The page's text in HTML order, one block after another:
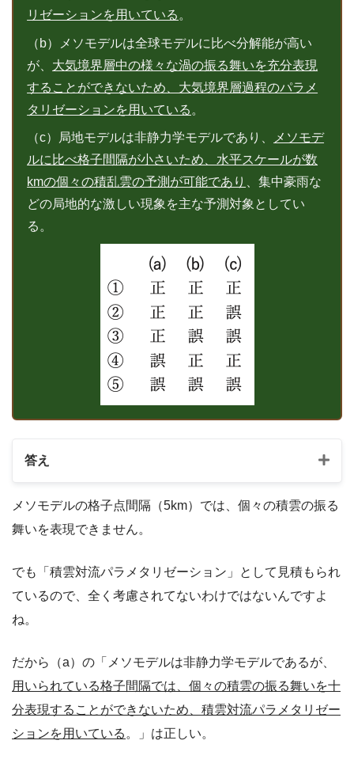
リゼーションを用いている 。
（b）メソモデルは全球モデルに比べ分解能が高い
が、 大気境界層中の様々な渦の振る舞いを充分表現
することができないため、大気境界層過程のパラメ
タリゼーションを用いている 。
（c）局地モデルは非静力学モデルであり、
メソモデ
ルに比べ格子間隔が小さいため、水平スケールが数
kmの個々の積乱雲の予測が可能であり
、集中豪雨な
どの局地的な激しい現象を主な予測対象としてい
る。
答え
メソモデルの格子点間隔（5km）では、個々の積雲の振る
舞いを表現できません。
でも「積雲対流パラメタリゼーション」として見積もられ
ているので、全く考慮されてないわけではないんですよ
ね。
だから（a）の「メソモデルは非静力学モデルであるが、
用いられている格子間隔では、個々の積雲の振る舞いを十
分表現することができないため、積雲対流パラメタリゼー
ションを用いている 。」は正しい。